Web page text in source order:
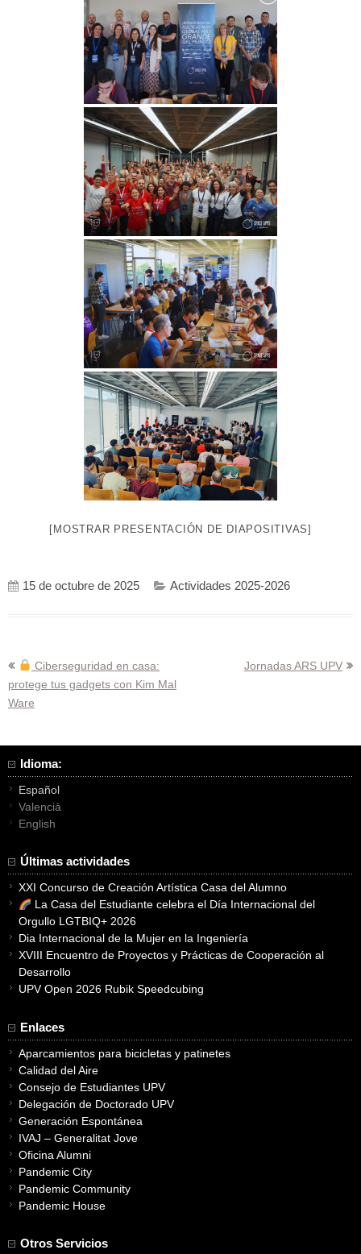
[MOSTRAR PRESENTACIÓN DE DIAPOSITIVAS]
15 de octubre de 2025 Actividades 2025-2026
Navegación
de
Ciberseguridad en casa:
protege tus gadgets con Kim Mal
Ware
Jornadas ARS UPV
Idioma:
Español
Valencià
English
Últimas actividades
XXI Concurso de Creación Artística Casa del Alumno
La Casa del Estudiante celebra el Día Internacional del
Orgullo LGTBIQ+ 2026
Dia Internacional de la Mujer en la Ingeniería
XVIII Encuentro de Proyectos y Prácticas de Cooperación al
Desarrollo
UPV Open 2026 Rubik Speedcubing
Enlaces
Aparcamientos para bicicletas y patinetes
Calidad del Aire
Consejo de Estudiantes UPV
Delegación de Doctorado UPV
Generación Espontánea
IVAJ – Generalitat Jove
Oficina Alumni
Pandemic City
Pandemic Community
Pandemic House
Otros Servicios